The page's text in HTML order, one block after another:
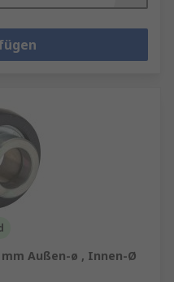
Außen-ø , Innen-Ø